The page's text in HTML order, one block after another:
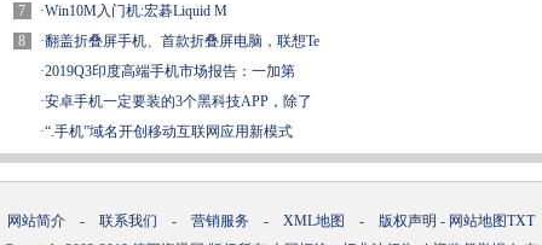
7
8
·Win10M入门机:宏碁Liquid M
·翻盖折叠屏手机、首款折叠屏电脑，联想Te
·2019Q3印度高端手机市场报告：一加第
·安卓手机一定要装的3个黑科技APP，除了
·“.手机”域名开创移动互联网应用新模式
网站简介 - 联系我们 - 营销服务 - XML地图 - 版权声明 - 网站地图TXT